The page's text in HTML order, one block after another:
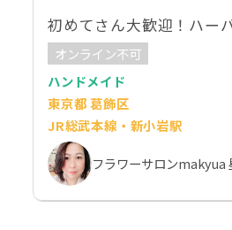
初めてさん大歓迎！ハー
オンライン不可
ハンドメイド
東京都 葛飾区
JR総武本線・新小岩駅
フラワーサロンmakyua